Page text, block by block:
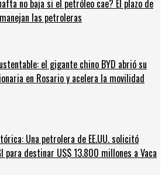
no baja si el petróleo cae? El plazo de
las petroleras
el gigante chino BYD abrió su
en Rosario y acelera la movilidad
Una petrolera de EE.UU. solicitó
para destinar US$ 13.800 millones a Vaca